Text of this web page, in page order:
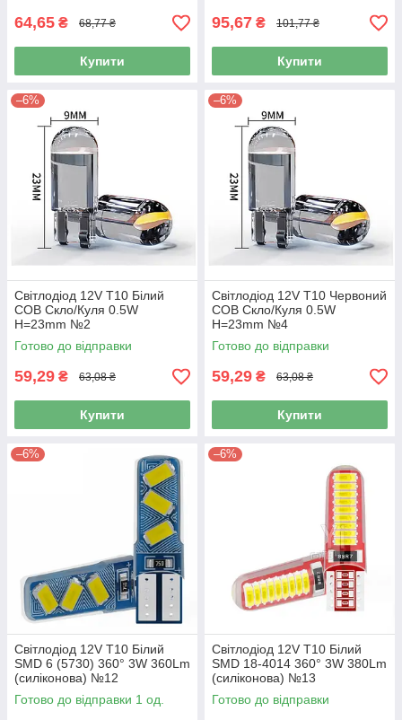
64,65 ₴ 68,77 ₴
Купити
95,67 ₴ 101,77 ₴
Купити
–6%
Світлодіод 12V Т10 Білий
COB Скло/Куля 0.5W
H=23mm №2
Готово до відправки
59,29 ₴ 63,08 ₴
Купити
–6%
Світлодіод 12V Т10 Червоний
COB Скло/Куля 0.5W
H=23mm №4
Готово до відправки
59,29 ₴ 63,08 ₴
Купити
–6%
Світлодіод 12V Т10 Білий
SMD 6 (5730) 360° 3W 360Lm
(силіконова) №12
Готово до відправки 1 од.
–6%
Світлодіод 12V Т10 Білий
SMD 18-4014 360° 3W 380Lm
(силіконова) №13
Готово до відправки